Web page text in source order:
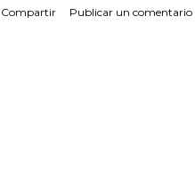
Compartir Publicar un comentario